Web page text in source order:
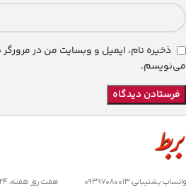
ذخیره نام، ایمیل و وبسایت من در
می‌نویسم.
واتساپ پشتیبانی:۰۹۳۹۷۰۸۰۰۱۳ هفت روز هفته، ۲۴ ساعت شبانه‌روز پاسخگوی شما هستیم.